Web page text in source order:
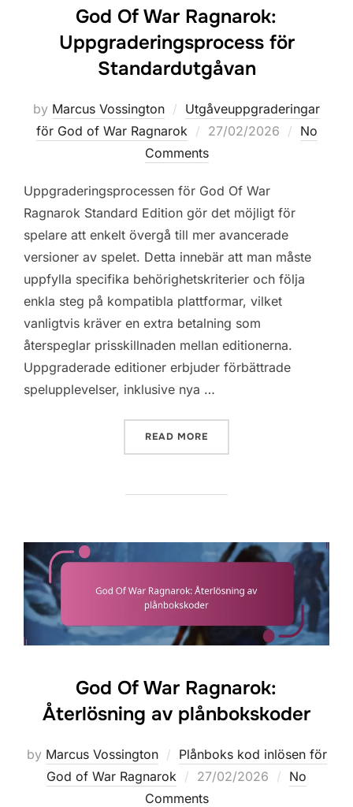
God Of War Ragnarok:
Uppgraderingsprocess för
Standardutgåvan
by Marcus Vossington
Utgåveuppgraderingar
för God of War Ragnarok
Posted
on
27/02/2026
No
Comments
Uppgraderingsprocessen för God Of War
Ragnarok Standard Edition gör det möjligt för
spelare att enkelt övergå till mer avancerade
versioner av spelet. Detta innebär att man måste
uppfylla specifika behörighetskriterier och följa
enkla steg på kompatibla plattformar, vilket
vanligtvis kräver en extra betalning som
återspeglar prisskillnaden mellan editionerna.
Uppgraderade editioner erbjuder förbättrade
spelupplevelser, inklusive nya …
READ MORE
God Of War Ragnarok:
Återlösning av plånbokskoder
by Marcus Vossington
Plånboks kod inlösen för
God of War Ragnarok
Posted
on
27/02/2026
No
Comments